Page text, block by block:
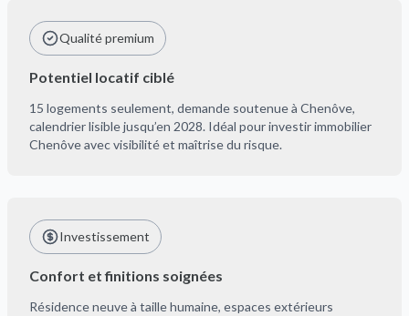
Qualité premium
Potentiel locatif ciblé
15 logements seulement, demande soutenue à Chenôve,
calendrier lisible jusqu’en 2028. Idéal pour investir immobilier
Chenôve avec visibilité et maîtrise du risque.
Investissement
Confort et finitions soignées
Résidence neuve à taille humaine, espaces extérieurs